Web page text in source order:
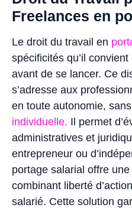
Freelances en
Le droit du travail en
spécificités qu’il
avant de se lancer. Ce
s’adresse aux
en toute autonomie, sans
individuelle. Il permet
administratives et
entrepreneur ou
portage salarial offre
combinant liberté
salarié. Cette solution